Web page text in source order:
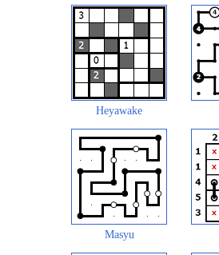
Heyawake
Masyu